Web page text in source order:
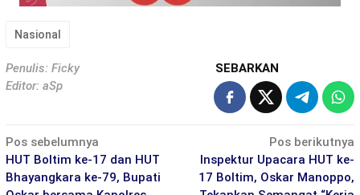
Nasional
Penulis: Ficky
Editor: aSp
SEBARKAN
Navigasi
pos
Pos sebelumnya
HUT Boltim ke-17 dan HUT
Bhayangkara ke-79, Bupati
Pos berikutnya
Inspektur Upacara HUT ke-
17 Boltim, Oskar Manoppo,